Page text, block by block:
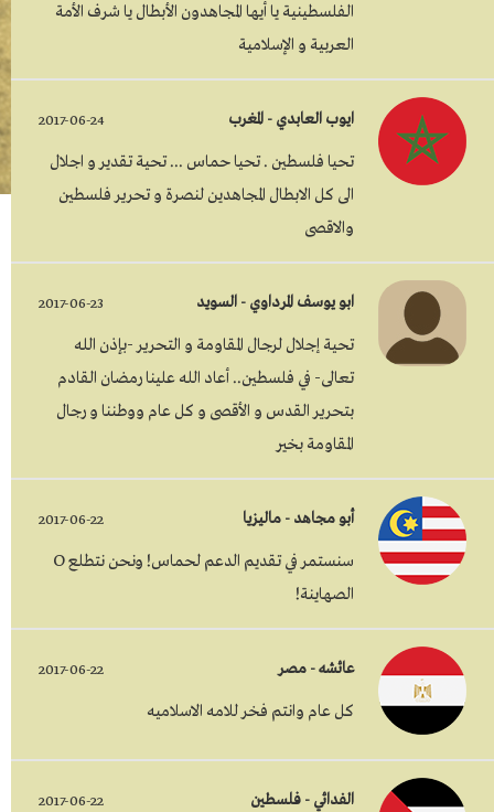
الفلسطينية يا أيها المجاهدون الأبطال يا شرف الأمة
العربية و الإسلامية
ايوب العابدي - المغرب 2017-06-24
تحيا فلسطين . تحيا حماس ... تحية تقدير و اجلال
الى كل الابطال المجاهدين لنصرة و تحرير فلسطين
والاقصى
ابو يوسف المرداوي - السويد 2017-06-23
تحية إجلال لرجال المقاومة و التحرير -بإذن الله
تعالى- في فلسطين.. أعاد الله علينا رمضان القادم
بتحرير القدس و الأقصى و كل عام ووطننا و رجال
المقاومة بخير
أبو مجاهد - ماليزيا 2017-06-22
سنستمر في تقديم الدعم لحماس! ونحن نتطلع O
الصهاينة!
عائشه - مصر 2017-06-22
كل عام وانتم فخر للامه الاسلاميه
الفدائي - فلسطين 2017-06-22